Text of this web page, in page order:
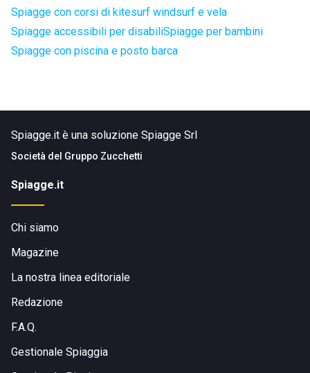
Spiagge con corsi di kitesurf windsurf e vela
Spiagge accessibili per disabiliSpiagge per bambini
Spiagge con piscina e posto barca
Spiagge.it è una soluzione Spiagge Srl
Società del Gruppo Zucchetti
Spiagge.it
Chi siamo
Magazine
La nostra linea editoriale
Redazione
F.A.Q.
Gestionale Spiaggia